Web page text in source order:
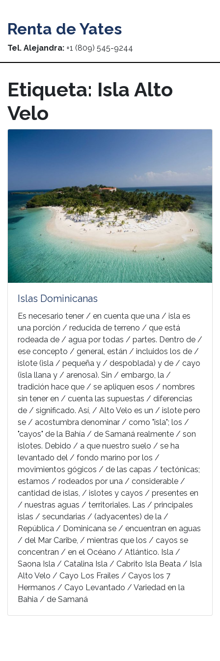
Renta de Yates
Tel. Alejandra: +1 (809) 545-9244
Etiqueta: Isla Alto
Velo
Islas Dominicanas
Es necesario tener / en cuenta que una / isla es
una porción / reducida de terreno / que está
rodeada de / agua por todas / partes. Dentro de /
ese concepto / general, están / incluidos los de /
islote (isla / pequeña y / despoblada) y de / cayo
(isla llana y / arenosa). Sin / embargo, la /
tradición hace que / se apliquen esos / nombres
sin tener en / cuenta las supuestas / diferencias
de / significado. Así, / Alto Velo es un / islote pero
se / acostumbra denominar / como "isla"; los /
"cayos" de la Bahía / de Samaná realmente / son
islotes. Debido / a que nuestro suelo / se ha
levantado del / fondo marino por los /
movimientos gógicos / de las capas / tectónicas;
estamos / rodeados por una / considerable /
cantidad de islas, / islotes y cayos / presentes en
/ nuestras aguas / territoriales. Las / principales
islas / secundarias / (adyacentes) de la /
República / Dominicana se / encuentran en aguas
/ del Mar Caribe, / mientras que los / cayos se
concentran / en el Océano / Atlántico. Isla /
Saona Isla / Catalina Isla / Cabrito Isla Beata / Isla
Alto Velo / Cayo Los Frailes / Cayos los 7
Hermanos / Cayo Levantado / Variedad en la
Bahia / de Samaná